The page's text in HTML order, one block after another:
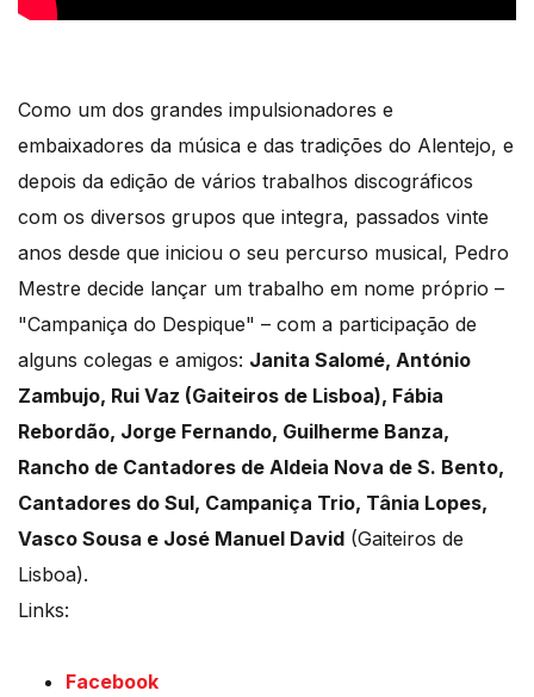
Como um dos grandes impulsionadores e
embaixadores da música e das tradições do Alentejo, e
depois da edição de vários trabalhos discográficos
com os diversos grupos que integra, passados vinte
anos desde que iniciou o seu percurso musical, Pedro
Mestre decide lançar um trabalho em nome próprio –
"Campaniça do Despique" – com a participação de
alguns colegas e amigos: Janita Salomé, António
Zambujo, Rui Vaz (Gaiteiros de Lisboa), Fábia
Rebordão, Jorge Fernando, Guilherme Banza,
Rancho de Cantadores de Aldeia Nova de S. Bento,
Cantadores do Sul, Campaniça Trio, Tânia Lopes,
Vasco Sousa e José Manuel David (Gaiteiros de
Lisboa).
Links:
Facebook